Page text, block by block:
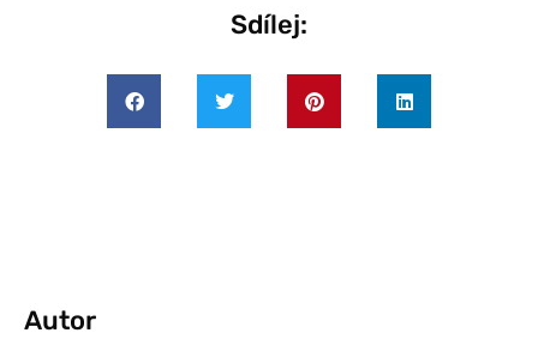
Sdílej:
Autor